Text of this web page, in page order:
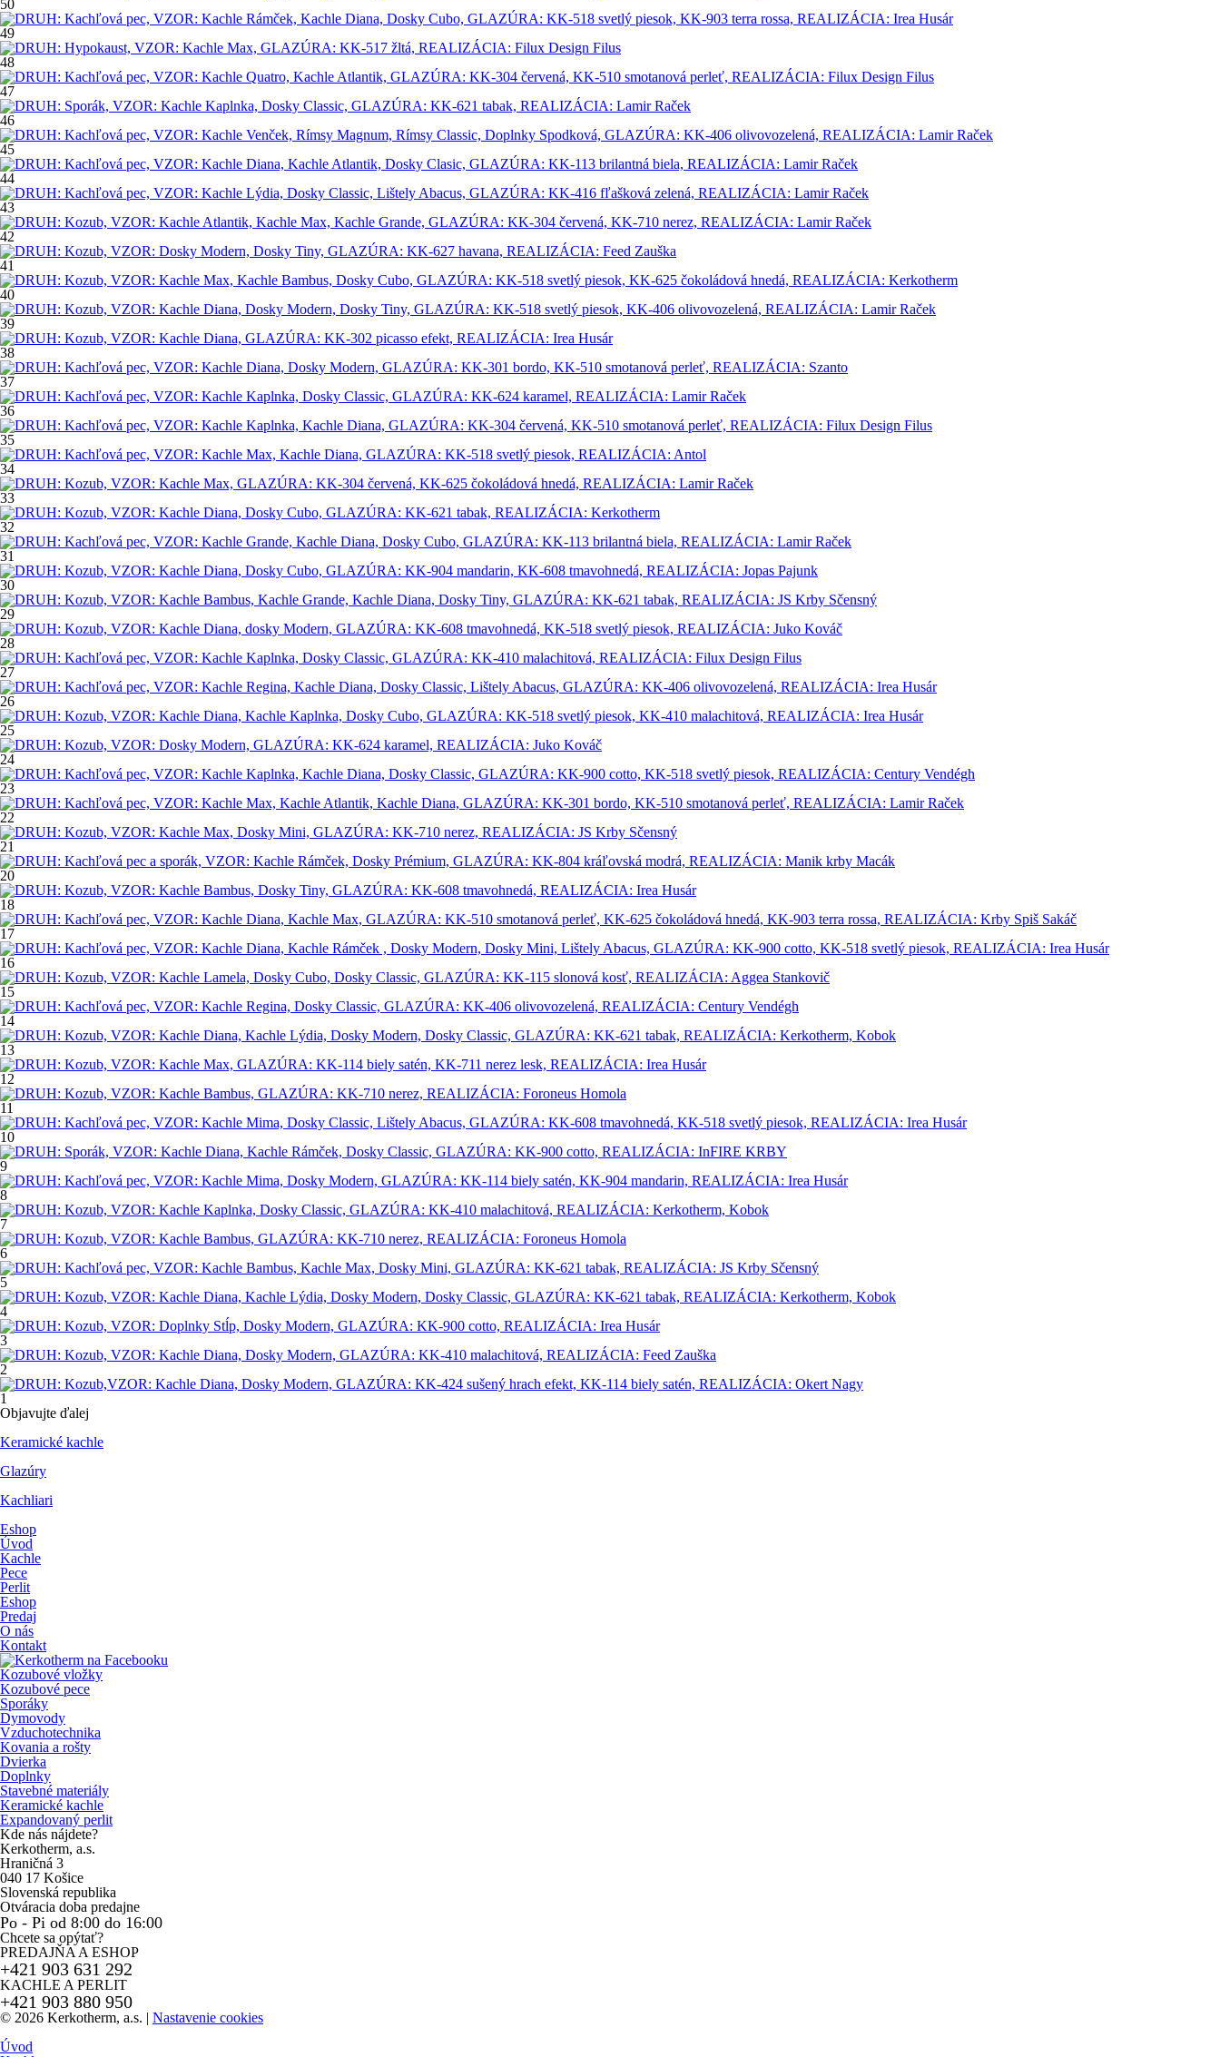
50
49
48
47
46
45
44
43
42
41
40
39
38
37
36
35
34
33
32
31
30
29
28
27
26
25
24
23
22
21
20
18
17
16
15
14
13
12
11
10
9
8
7
6
5
4
3
2
1
Objavujte ďalej
Keramické kachle
Glazúry
Kachliari
Eshop
Úvod
Kachle
Pece
Perlit
Eshop
Predaj
O nás
Kontakt
Kozubové vložky
Kozubové pece
Sporáky
Dymovody
Vzduchotechnika
Kovania a rošty
Dvierka
Doplnky
Stavebné materiály
Keramické kachle
Expandovaný perlit
Kde nás nájdete?
Kerkotherm, a.s.
Hraničná 3
040 17 Košice
Slovenská republika
Otváracia doba predajne
Po - Pi od 8:00 do 16:00
Chcete sa opýtať?
PREDAJŇA A ESHOP
+421 903 631 292
KACHLE A PERLIT
+421 903 880 950
© 2026 Kerkotherm, a.s. | Nastavenie cookies
Úvod